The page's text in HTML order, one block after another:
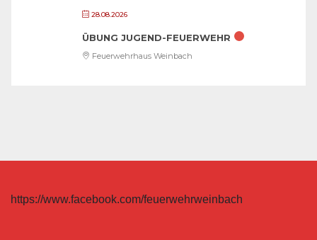
28.08.2026
ÜBUNG JUGEND-FEUERWEHR
Feuerwehrhaus Weinbach
https://www.facebook.com/feuerwehrweinbach